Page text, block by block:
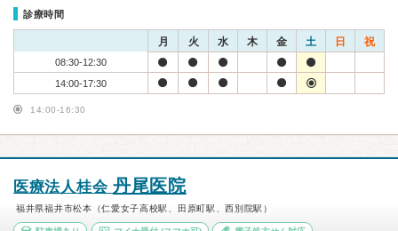
診療時間
月 火 水 木 金 土 日 祝
08:30-12:30
14:00-17:30
14:00-16:30
医療法人桂会 丹尾医院
福井県福井市松本（仁愛女子高校駅、田原町駅、西別院駅）